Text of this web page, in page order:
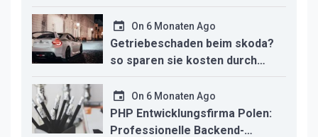
trifft modernes Design
On 6 Monaten Ago
Getriebeschaden beim skoda?
so sparen sie kosten durch
professionelle instandsetzung
On 6 Monaten Ago
PHP Entwicklungsfirma Polen:
Professionelle Backend-